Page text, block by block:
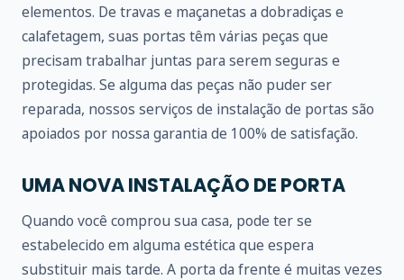
elementos. De travas e maçanetas a dobradiças e
calafetagem, suas portas têm várias peças que
precisam trabalhar juntas para serem seguras e
protegidas. Se alguma das peças não puder ser
reparada, nossos serviços de instalação de portas são
apoiados por nossa garantia de 100% de satisfação.
UMA NOVA INSTALAÇÃO DE PORTA
Quando você comprou sua casa, pode ter se
estabelecido em alguma estética que espera
substituir mais tarde. A porta da frente é muitas vezes